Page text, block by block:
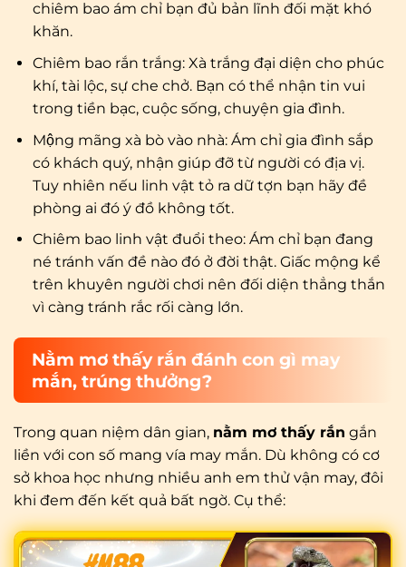
chiêm bao ám chỉ bạn đủ bản lĩnh đối mặt khó
khăn.
Chiêm bao rắn trắng: Xà trắng đại diện cho phúc
khí, tài lộc, sự che chở. Bạn có thể nhận tin vui
trong tiền bạc, cuộc sống, chuyện gia đình.
Mộng mãng xà bò vào nhà: Ám chỉ gia đình sắp
có khách quý, nhận giúp đỡ từ người có địa vị.
Tuy nhiên nếu linh vật tỏ ra dữ tợn bạn hãy đề
phòng ai đó ý đồ không tốt.
Chiêm bao linh vật đuổi theo: Ám chỉ bạn đang
né tránh vấn đề nào đó ở đời thật. Giấc mộng kể
trên khuyên người chơi nên đối diện thẳng thắn
vì càng tránh rắc rối càng lớn.
Nằm mơ thấy rắn đánh con gì may
mắn, trúng thưởng?
Trong quan niệm dân gian, nằm mơ thấy rắn gắn
liền với con số mang vía may mắn. Dù không có cơ
sở khoa học nhưng nhiều anh em thử vận may, đôi
khi đem đến kết quả bất ngờ. Cụ thể: